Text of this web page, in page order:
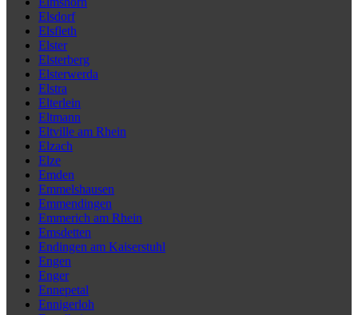
Elsdorf
Elsfleth
Elster
Elsterberg
Elsterwerda
Elstra
Elterlein
Eltmann
Eltville am Rhein
Elzach
Elze
Emden
Emmelshausen
Emmendingen
Emmerich am Rhein
Emsdetten
Endingen am Kaiserstuhl
Engen
Enger
Ennepetal
Ennigerloh